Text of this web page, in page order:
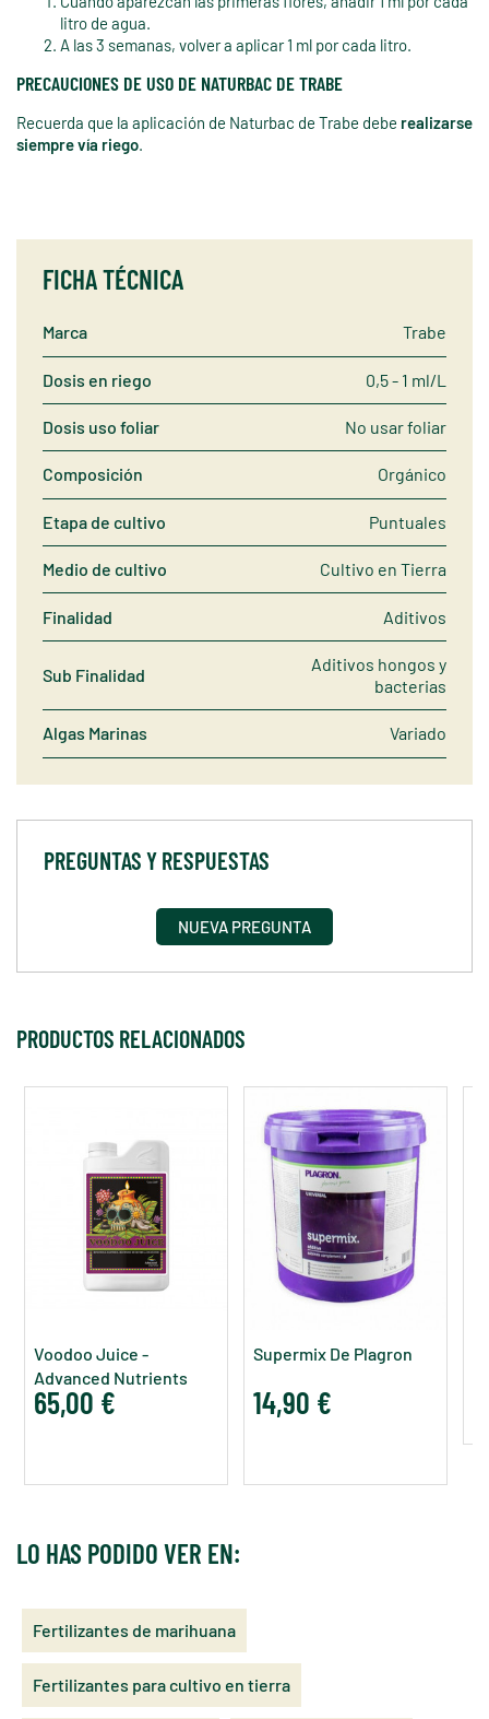
litro de agua.
A las 3 semanas, volver a aplicar 1 ml por cada litro.
PRECAUCIONES DE USO DE NATURBAC DE TRABE
Recuerda que la aplicación de Naturbac de Trabe debe realizarse
siempre vía riego.
FICHA TÉCNICA
Marca Trabe
Dosis en riego 0,5 - 1 ml/L
Dosis uso foliar No usar foliar
Composición Orgánico
Etapa de cultivo Puntuales
Medio de cultivo Cultivo en Tierra
Finalidad Aditivos
Sub Finalidad
Aditivos hongos y
bacterias
Algas Marinas Variado
PREGUNTAS Y RESPUESTAS
NUEVA PREGUNTA
PRODUCTOS RELACIONADOS
Voodoo Juice -
Advanced Nutrients
65,00 €
Supermix De Plagron
14,90 €
LO HAS PODIDO VER EN:
Fertilizantes de marihuana
Fertilizantes para cultivo en tierra